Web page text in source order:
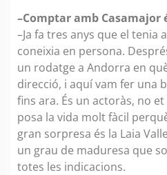
–Comptar amb
–Ja fa tres anys que el tenia
coneixia en persona.
un rodatge a Andorra en
direcció, i aquí vam fer una
fins ara. És un actoràs, no
posa la vida molt fàcil
gran sorpresa és la Laia
un grau de maduresa que
totes les indicacions.